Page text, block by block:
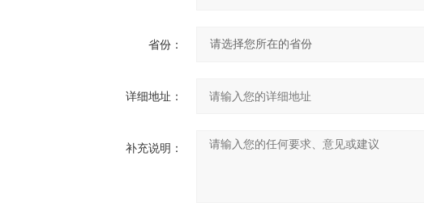
省份：
详细地址：
补充说明：